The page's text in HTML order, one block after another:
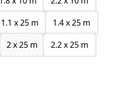
1.1 x 25 m
1.4 x 25 m
2 x 25 m 2.2 x 25 m